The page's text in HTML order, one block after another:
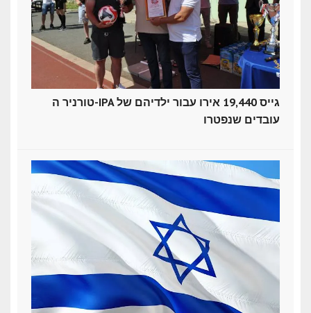
טורניר ה-IPA גייס 19,440 אירו עבור ילדיהם של
עובדים שנפטרו